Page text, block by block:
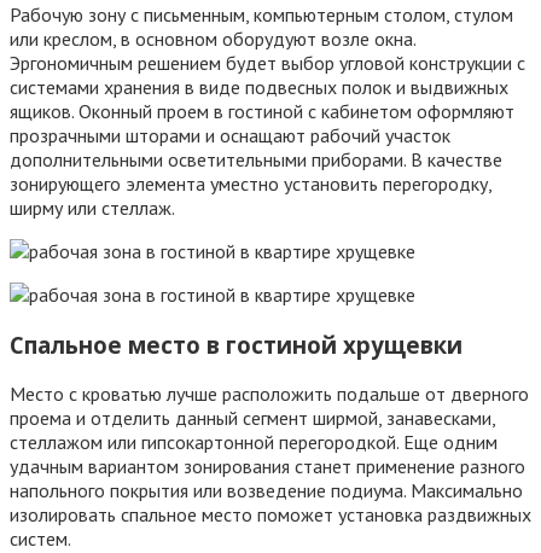
Рабочую зону с письменным, компьютерным столом, стулом
или креслом, в основном оборудуют возле окна.
Эргономичным решением будет выбор угловой конструкции с
системами хранения в виде подвесных полок и выдвижных
ящиков. Оконный проем в гостиной с кабинетом оформляют
прозрачными шторами и оснащают рабочий участок
дополнительными осветительными приборами. В качестве
зонирующего элемента уместно установить перегородку,
ширму или стеллаж.
Спальное место в гостиной хрущевки
Место с кроватью лучше расположить подальше от дверного
проема и отделить данный сегмент ширмой, занавесками,
стеллажом или гипсокартонной перегородкой. Еще одним
удачным вариантом зонирования станет применение разного
напольного покрытия или возведение подиума. Максимально
изолировать спальное место поможет установка раздвижных
систем.